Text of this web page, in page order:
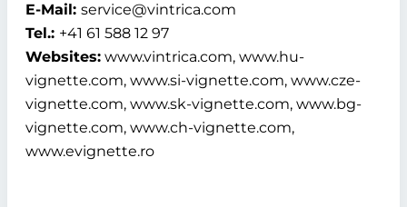
E-Mail: service@vintrica.com
Tel.: +41 61 588 12 97
Websites: www.vintrica.com, www.hu-
vignette.com, www.si-vignette.com, www.cze-
vignette.com, www.sk-vignette.com, www.bg-
vignette.com, www.ch-vignette.com,
www.evignette.ro